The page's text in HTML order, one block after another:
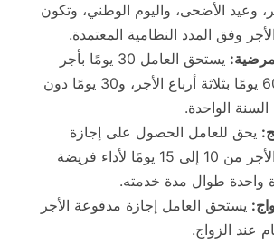
وعيد الأضحى، واليوم الوطني، وتكون
وفق المدد النظامية المعتمدة.
يستحق العامل 30 يومًا بأجر
كامل، و60 يومًا بثلاثة أرباع الأجر، و30 يومًا دون
الواحدة.
يحق للعامل الحصول على إجازة
مدفوعة الأجر من 10 إلى 15 يومًا لأداء فريضة
واحدة طوال مدة خدمته.
يستحق العامل إجازة مدفوعة الأجر